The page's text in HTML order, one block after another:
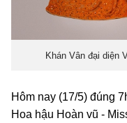
Khán Vân đại diện
Hôm nay (17/5) đúng
Hoa hậu Hoàn vũ -